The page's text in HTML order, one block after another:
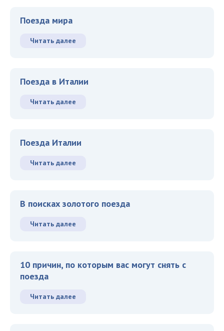
Поезда мира
Читать далее
Поезда в Италии
Читать далее
Поезда Италии
Читать далее
В поисках золотого поезда
Читать далее
10 причин, по которым вас могут снять с
поезда
Читать далее